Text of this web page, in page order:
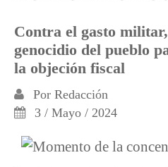
Contra el gasto
genocidio del pueblo
la objeción fiscal
Por Redacción
3 / Mayo / 2024